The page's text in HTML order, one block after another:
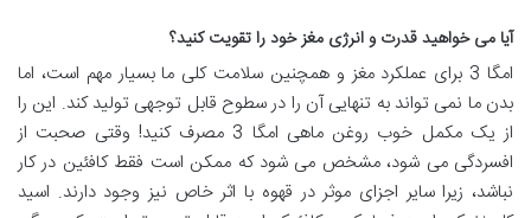
آیا می خواهید قدرت و انرژی مغز خود را تقویت کنید؟
امگا 3 برای عملکرد مغز و همچنین سلامت کلی ما بسیار مهم است، اما
بدن ما نمی تواند به تنهایی آن را در سطوح قابل توجهی تولید کند. این را
از یک مکمل خوب روغن ماهی امگا 3 مصرف کنید! وقتی صحبت از
افسردگی می شود، مشخص می شود که ممکن است فقط کافئین در کار
نباشد، زیرا سایر اجزای موثر در قهوه با اثر خاص نیز وجود دارند. اسید